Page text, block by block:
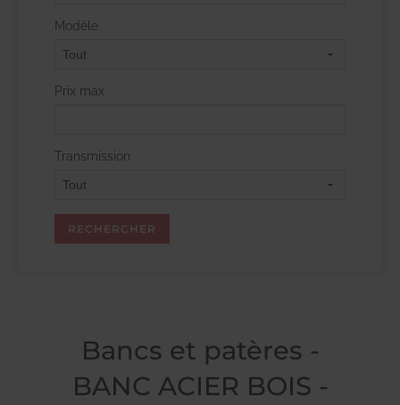
Modèle
Prix max
Transmission
Bancs et patères -
BANC ACIER BOIS -